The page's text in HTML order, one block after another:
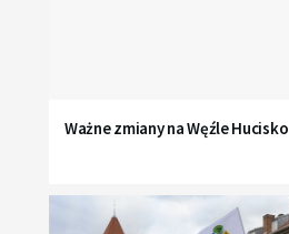
Ważne zmiany na Węźle Hucisko